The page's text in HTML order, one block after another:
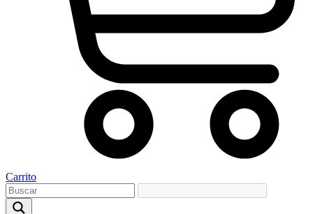
Carrito